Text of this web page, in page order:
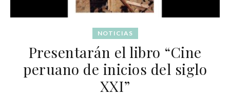
NOTICIAS
Presentarán el libro “Cine
peruano de inicios del siglo
XXI”